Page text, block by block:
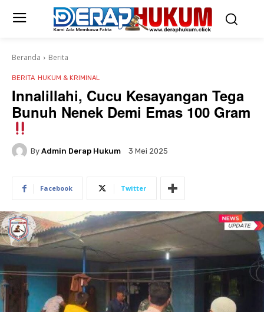
Beranda Berita
BERITA HUKUM & KRIMINAL
Innalillahi, Cucu Kesayangan Tega
Bunuh Nenek Demi Emas 100 Gram
By Admin Derap Hukum 3 Mei 2025
Facebook Twitter